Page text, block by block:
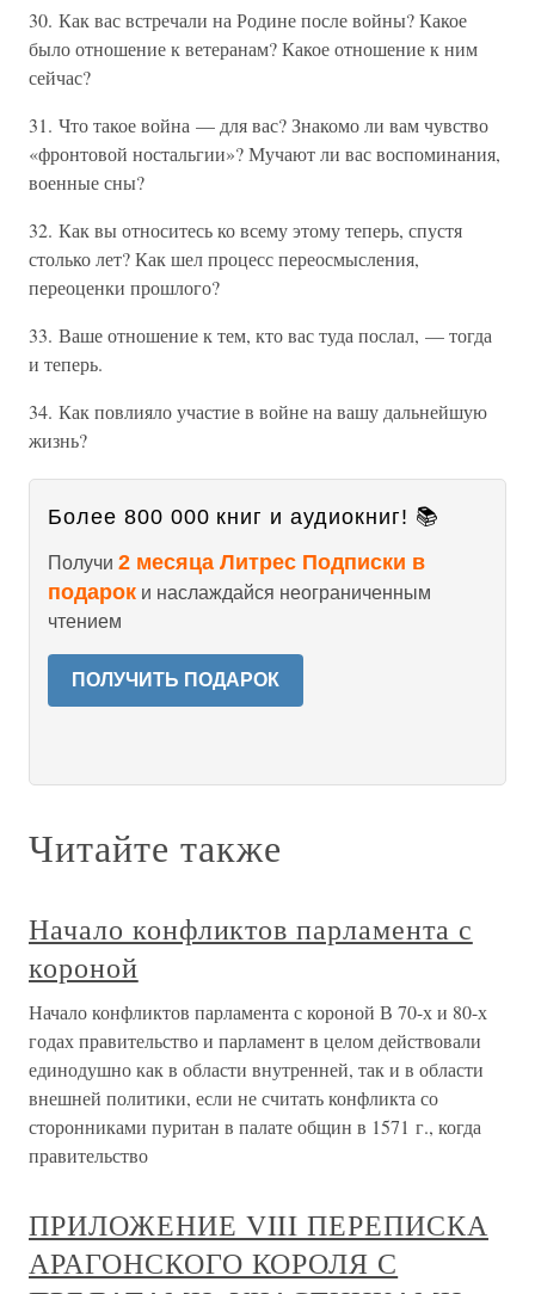
30. Как вас встречали на Родине после войны? Какое
было отношение к ветеранам? Какое отношение к ним
сейчас?
31. Что такое война — для вас? Знакомо ли вам чувство
«фронтовой ностальгии»? Мучают ли вас воспоминания,
военные сны?
32. Как вы относитесь ко всему этому теперь, спустя
столько лет? Как шел процесс переосмысления,
переоценки прошлого?
33. Ваше отношение к тем, кто вас туда послал, — тогда
и теперь.
34. Как повлияло участие в войне на вашу дальнейшую
жизнь?
Более 800 000 книг и аудиокниг! 📚
Получи 2 месяца Литрес Подписки в
подарок и наслаждайся неограниченным
чтением
ПОЛУЧИТЬ ПОДАРОК
Читайте также
Начало конфликтов парламента с
короной
Начало конфликтов парламента с короной В 70-х и 80-х
годах правительство и парламент в целом действовали
единодушно как в области внутренней, так и в области
внешней политики, если не считать конфликта со
сторонниками пуритан в палате общин в 1571 г., когда
правительство
ПРИЛОЖЕНИЕ VIII ПЕРЕПИСКА
АРАГОНСКОГО КОРОЛЯ С